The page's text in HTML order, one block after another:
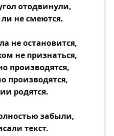
отодвинули,
не смеются.
не остановится,
не признаться,
производятся,
производятся,
родятся.
забыли,
текст.